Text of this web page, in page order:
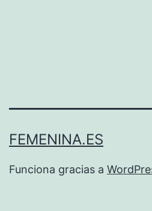
FEMENINA.ES
Funciona gracias a